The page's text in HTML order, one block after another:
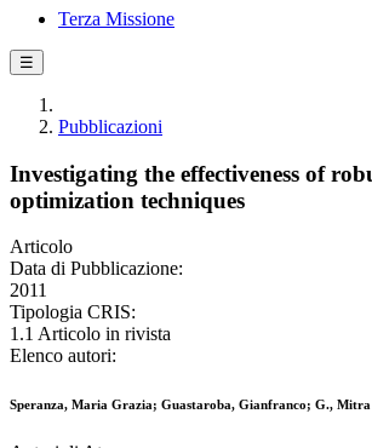
Terza Missione
☰
Pubblicazioni
Investigating the effectiveness of
optimization techniques
Articolo
Data di Pubblicazione:
2011
Tipologia CRIS:
1.1 Articolo in rivista
Elenco autori:
Speranza, Maria Grazia; Guastaroba, Gianfranco; G., Mitra